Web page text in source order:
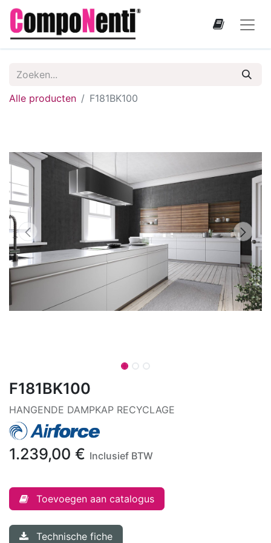
Alle producten F181BK100
F181BK100
HANGENDE DAMPKAP RECYCLAGE
1.239,00 € Inclusief BTW
Toevoegen aan catalogus
Technische fiche